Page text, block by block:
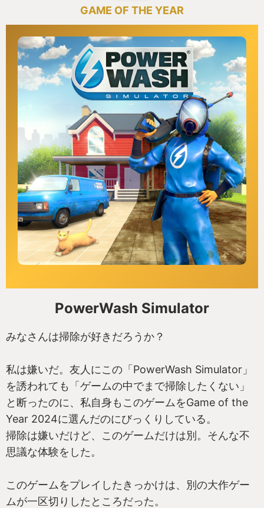
GAME OF THE YEAR
PowerWash Simulator
みなさんは掃除が好きだろうか？
私は嫌いだ。友人にこの「PowerWash Simulator」
を誘われても「ゲームの中でまで掃除したくない」
と断ったのに、私自身もこのゲームをGame of the
Year 2024に選んだのにびっくりしている。
掃除は嫌いだけど、このゲームだけは別。そんな不
思議な体験をした。
このゲームをプレイしたきっかけは、別の大作ゲー
ムが一区切りしたところだった。